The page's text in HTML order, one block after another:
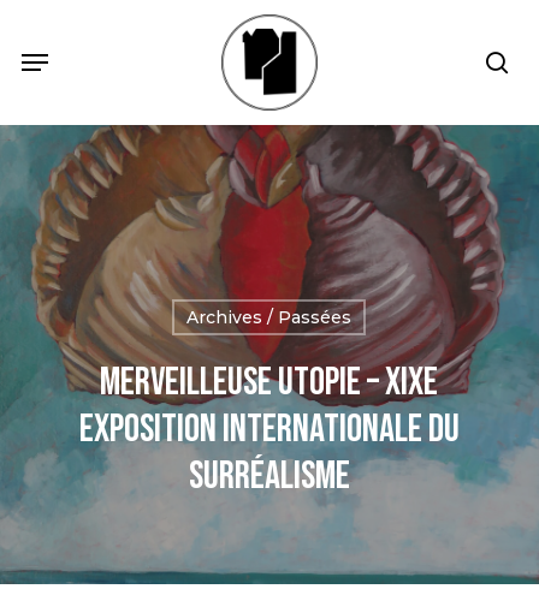
content
Menu
Archives / Passées
Merveilleuse utopie – XIXe
Exposition internationale du
surréalisme
Menu